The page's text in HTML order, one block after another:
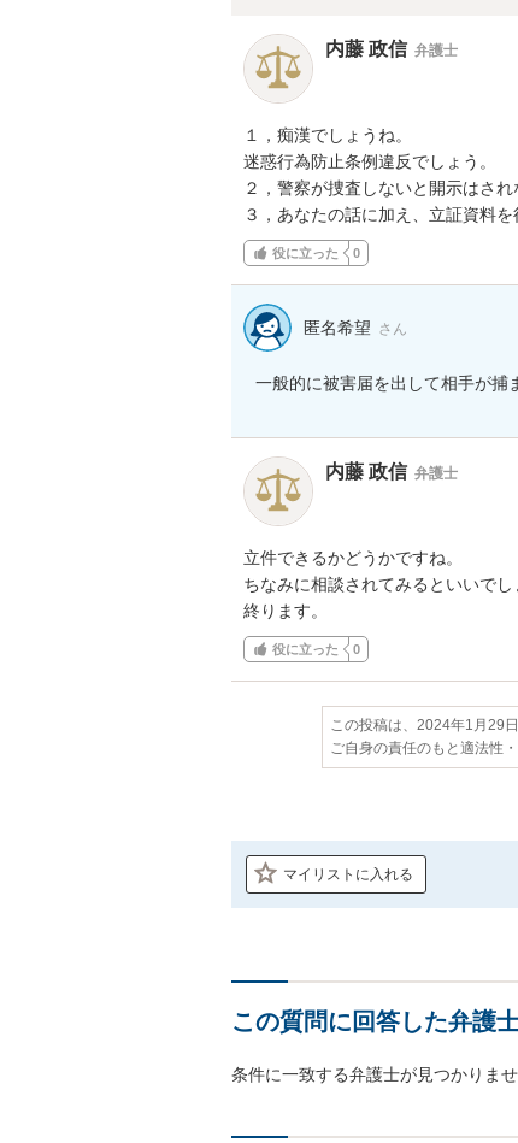
内藤 政信 弁護士
１，痴漢でしょうね。
迷惑行為防止条例違反でしょう。
２，警察が捜査しないと開示はされ
３，あなたの話に加え、立証資料
役に立った 0
匿名希望 さん
一般的に被害届を出して相手が捕
内藤 政信 弁護士
立件できるかどうかですね。
ちなみに相談されてみるといいでし
終ります。
役に立った 0
この投稿は、2024年1月29
ご自身の責任のもと適法性
マイリストに入れる
この質問に回答した弁護
条件に一致する弁護士が見つかりま